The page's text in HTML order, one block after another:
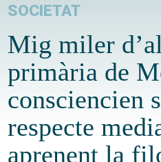
SOCIETAT
Mig miler
primària de
consciencien
respecte
aprenent la